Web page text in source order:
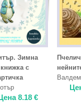
Зимна
с
8.18 €